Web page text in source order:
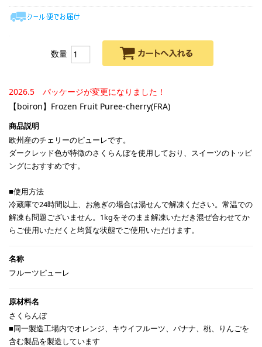
数量
2026.5 パッケージが変更になりました！
【boiron】Frozen Fruit Puree-cherry(FRA)
欧州産のチェリーのピューレです。
ダークレッド色が特徴のさくらんぼを使用しており、スイーツのトッピ
ングにおすすめです。
■使用方法
冷蔵庫で24時間以上、お急ぎの場合は湯せんで解凍ください。常温での
解凍も問題ございません。1kgをそのまま解凍いただき混ぜ合わせてか
らご使用いただくと均質な状態でご使用いただけます。
フルーツピューレ
さくらんぼ
■同一製造工場内でオレンジ、キウイフルーツ、バナナ、桃、りんごを
含む製品を製造しています